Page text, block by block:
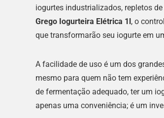
iogurtes industrializados, repletos
Grego Iogurteira Elétrica 1l, o
que transformarão seu iogurte em
A facilidade de uso é um dos
mesmo para quem não tem
de fermentação adequado, ter um
apenas uma conveniência; é um